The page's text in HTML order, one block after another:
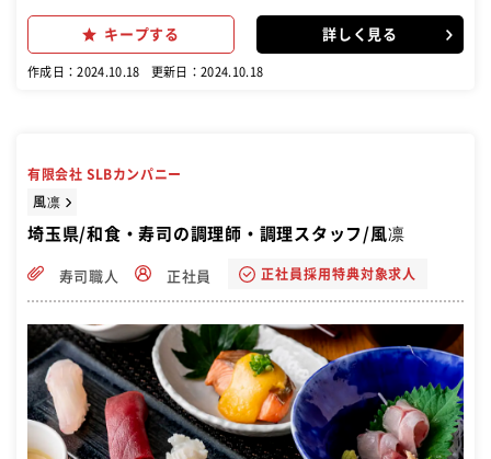
す。
キープする 詳しく見る
作成日：2024.10.18 更新日：2024.10.18
有限会社 SLBカンパニー
風凛
埼玉県/和食・寿司の調理師・調理スタッフ/風凛
寿司職人 正社員 正社員採用特典対象求人